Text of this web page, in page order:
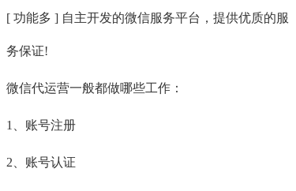
[ 功能多 ] 自主开发的微信服务平台，提供优质的服
务保证!
微信代运营一般都做哪些工作：
1、账号注册
2、账号认证